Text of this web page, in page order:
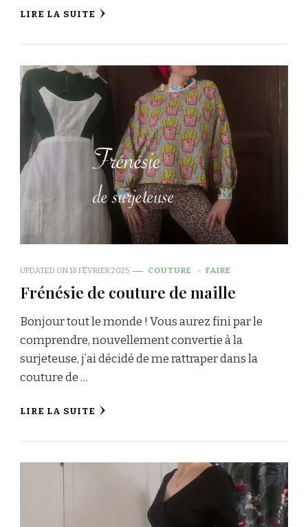
LIRE LA SUITE
UPDATED ON18 FÉVRIER 2025 COUTURE FAIRE
Frénésie de couture de maille
Bonjour tout le monde ! Vous aurez fini par le
comprendre, nouvellement convertie à la
surjeteuse, j’ai décidé de me rattraper dans la
couture de …
LIRE LA SUITE